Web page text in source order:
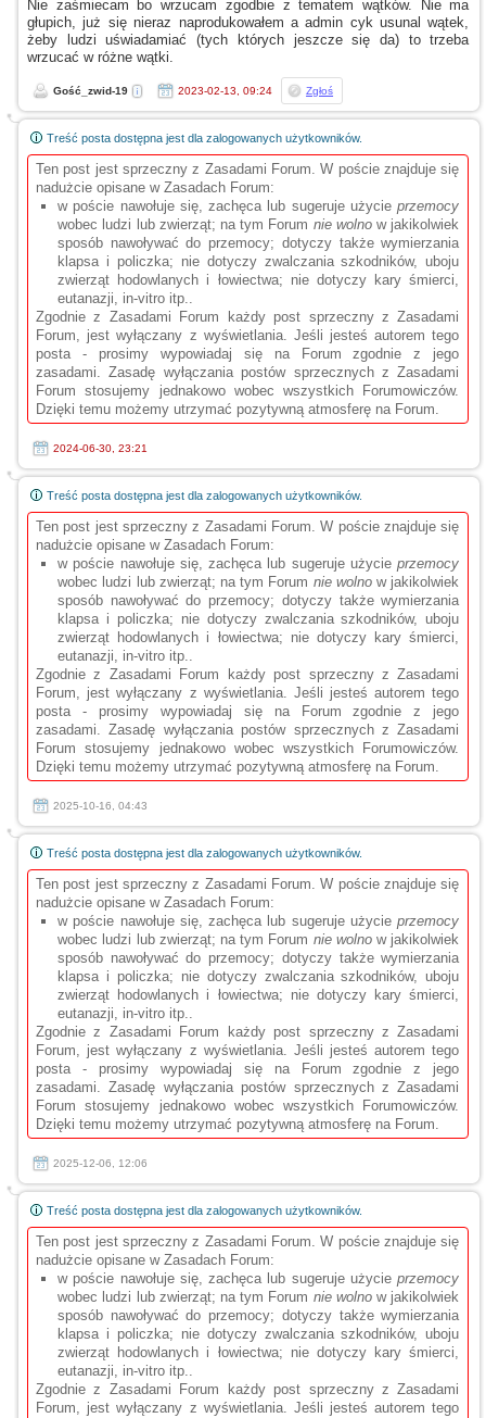
Nie zaśmiecam bo wrzucam zgodbie z tematem wątków. Nie ma
głupich, już się nieraz naprodukowałem a admin cyk usunal wątek,
żeby ludzi uświadamiać (tych których jeszcze się da) to trzeba
wrzucaćw różne wątki.
Gość_zwid-19 2023-02-13, 09:24 Zgłoś
Treść posta dostępna jest dla zalogowanych użytkowników.
Ten post jest sprzeczny z Zasadami Forum. W poście znajduje się
nadużcie opisane w Zasadach Forum:
w poście nawołuje się, zachęca lub sugeruje użycieprzemocy
wobec ludzi lub zwierząt; na tym Forum nie wolnow jakikolwiek
sposób nawoływać do przemocy; dotyczy także wymierzania
klapsa i policzka; nie dotyczy zwalczania szkodników, uboju
zwierząt hodowlanych i łowiectwa; nie dotyczy kary śmierci,
eutanazji, in-vitro itp..
Zgodnie z Zasadami Forum każdy post sprzeczny z Zasadami
Forum, jest wyłączany z wyświetlania. Jeśli jesteś autorem tego
posta - prosimy wypowiadaj się na Forum zgodnie z jego
zasadami. Zasadę wyłączania postów sprzecznych z Zasadami
Forum stosujemy jednakowo wobec wszystkich Forumowiczów.
Dzięki temu możemy utrzymać pozytywną atmosferę na Forum.
2024-06-30, 23:21
Treść posta dostępna jest dla zalogowanych użytkowników.
Ten post jest sprzeczny z Zasadami Forum. W poście znajduje się
nadużcie opisane w Zasadach Forum:
w poście nawołuje się, zachęca lub sugeruje użycieprzemocy
wobec ludzi lub zwierząt; na tym Forum nie wolnow jakikolwiek
sposób nawoływać do przemocy; dotyczy także wymierzania
klapsa i policzka; nie dotyczy zwalczania szkodników, uboju
zwierząt hodowlanych i łowiectwa; nie dotyczy kary śmierci,
eutanazji, in-vitro itp..
Zgodnie z Zasadami Forum każdy post sprzeczny z Zasadami
Forum, jest wyłączany z wyświetlania. Jeśli jesteś autorem tego
posta - prosimy wypowiadaj się na Forum zgodnie z jego
zasadami. Zasadę wyłączania postów sprzecznych z Zasadami
Forum stosujemy jednakowo wobec wszystkich Forumowiczów.
Dzięki temu możemy utrzymać pozytywną atmosferę na Forum.
2025-10-16, 04:43
Treść posta dostępna jest dla zalogowanych użytkowników.
Ten post jest sprzeczny z Zasadami Forum. W poście znajduje się
nadużcie opisane w Zasadach Forum:
w poście nawołuje się, zachęca lub sugeruje użycieprzemocy
wobec ludzi lub zwierząt; na tym Forum nie wolnow jakikolwiek
sposób nawoływać do przemocy; dotyczy także wymierzania
klapsa i policzka; nie dotyczy zwalczania szkodników, uboju
zwierząt hodowlanych i łowiectwa; nie dotyczy kary śmierci,
eutanazji, in-vitro itp..
Zgodnie z Zasadami Forum każdy post sprzeczny z Zasadami
Forum, jest wyłączany z wyświetlania. Jeśli jesteś autorem tego
posta - prosimy wypowiadaj się na Forum zgodnie z jego
zasadami. Zasadę wyłączania postów sprzecznych z Zasadami
Forum stosujemy jednakowo wobec wszystkich Forumowiczów.
Dzięki temu możemy utrzymać pozytywną atmosferę na Forum.
2025-12-06, 12:06
Treść posta dostępna jest dla zalogowanych użytkowników.
Ten post jest sprzeczny z Zasadami Forum. W poście znajduje się
nadużcie opisane w Zasadach Forum:
w poście nawołuje się, zachęca lub sugeruje użycieprzemocy
wobec ludzi lub zwierząt; na tym Forum nie wolnow jakikolwiek
sposób nawoływać do przemocy; dotyczy także wymierzania
klapsa i policzka; nie dotyczy zwalczania szkodników, uboju
zwierząt hodowlanych i łowiectwa; nie dotyczy kary śmierci,
eutanazji, in-vitro itp..
Zgodnie z Zasadami Forum każdy post sprzeczny z Zasadami
Forum, jest wyłączany z wyświetlania. Jeśli jesteś autorem tego